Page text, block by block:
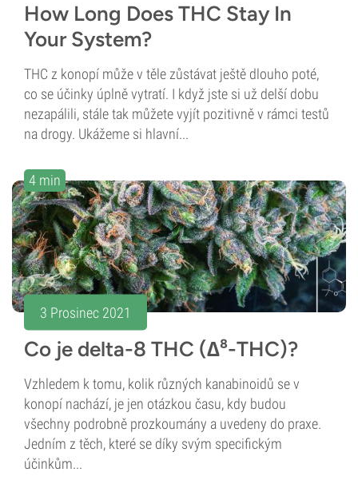
How Long Does THC Stay In
Your System?
THC z konopí může v těle zůstávat ještě dlouho poté,
co se účinky úplně vytratí. I když jste si už delší dobu
nezapálili, stále tak můžete vyjít pozitivně v rámci testů
na drogy. Ukážeme si hlavní...
4 min
3 Prosinec 2021
Co je delta-8 THC (∆⁸-THC)?
Vzhledem k tomu, kolik různých kanabinoidů se v
konopí nachází, je jen otázkou času, kdy budou
všechny podrobně prozkoumány a uvedeny do praxe.
Jedním z těch, které se díky svým specifickým
účinkům...